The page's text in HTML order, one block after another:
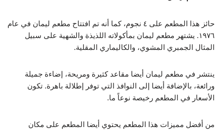
حائز هذا المطعم على ٤ نجوم، كما أنه تم افتتاح مطعم ليمان في عام
١٩٧٦. يشتهر مطعم ليمان بمأكولاته اللذيذة والشهية على سبيل
المثال الجمبري المشوي، والكاليماري المقلية.
ينتشر في مطعم ليمان أيضا مقاعد كثيرة ومريحة، إضاءة جميلة
ورائعة، بالإضافة أيضا إلى النوافذ التي توفر إطلالة باهرة. تكون
الأسعار في المطعم رخيصة نوعاً ما.
من أفضل مميزات هذا المطعم يحتوي أيضا المطعم على مكان